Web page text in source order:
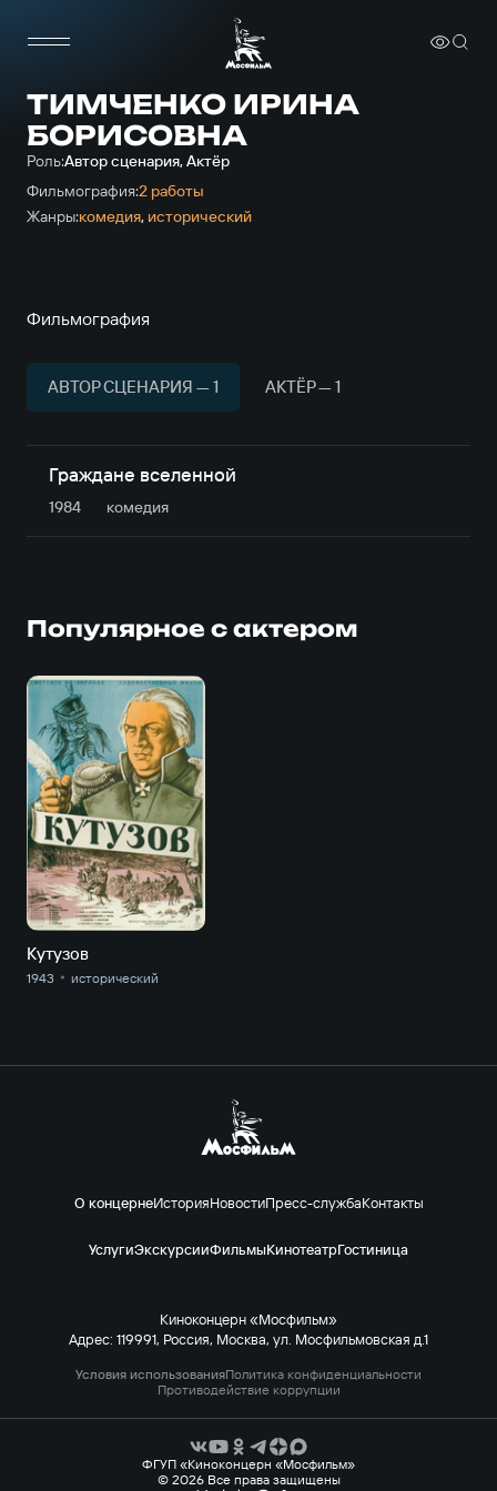
ТИМЧЕНКО ИРИНА
БОРИСОВНА
Роль:Автор сценария, Актёр
Фильмография:2 работы
Жанры:комедия, исторический
Фильмография
АВТОР СЦЕНАРИЯ — 1 АКТЁР — 1
Граждане вселенной
1984 комедия
Популярное с актером
Кутузов
1943 исторический
О концернеИсторияНовостиПресс-службаКонтакты
УслугиЭкскурсииФильмыКинотеатрГостиница
Киноконцерн «Мосфильм»
Адрес: 119991, Россия, Москва, ул. Мосфильмовская д.1
Условия использованияПолитика конфиденциальности
Противодействие коррупции
ФГУП «Киноконцерн «Мосфильм»
© 2026 Все права защищены